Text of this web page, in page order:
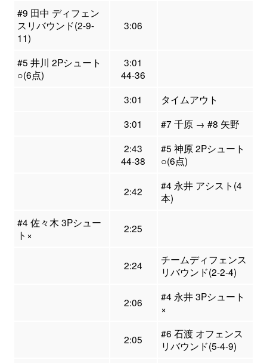
#9 田中 ディフェン
スリバウンド(2-9-
11)
3:06
#5 井川 2Pシュート
○(6点)
3:01
44-36
3:01
タイムアウト
3:01
#7 千原 → #8 矢野
2:43
44-38
#5 神原 2Pシュート
○(6点)
2:42
#4 永井 アシスト(4
本)
#4 佐々木 3Pシュー
ト×
2:25
2:24
チームディフェンス
リバウンド(2-2-4)
2:06
#4 永井 3Pシュート
×
2:05
#6 石渡 オフェンス
リバウンド(5-4-9)